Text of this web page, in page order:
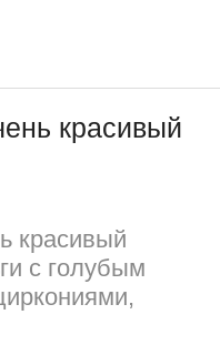
красивый
красивый
с голубым